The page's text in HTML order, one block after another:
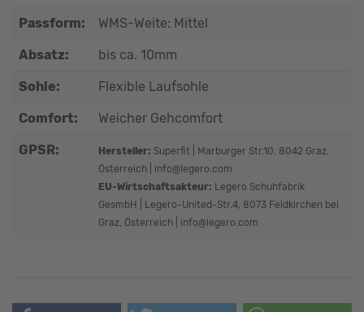
Passform: WMS-Weite: Mittel
Absatz: bis ca. 10mm
Sohle: Flexible Laufsohle
Comfort: Weicher Gehcomfort
GPSR: Hersteller: Superfit | Marburger Str.10, 8042 Graz,
Österreich | info@legero.com
EU-Wirtschaftsakteur: Legero Schuhfabrik
GesmbH | Legero-United-Str.4, 8073 Feldkirchen bei
Graz, Österreich | info@legero.com